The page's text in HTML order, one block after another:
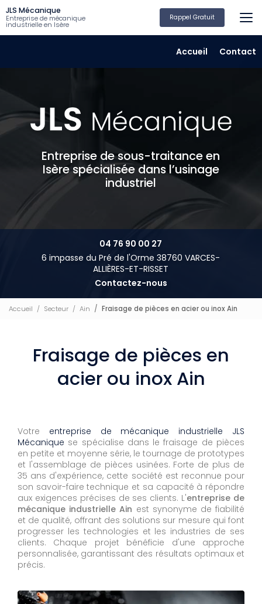
Aller
au
contenu
principal
Accueil
Contact
JLS Mécanique
Entreprise de mécanique
industrielle en Isère
Rappel Gratuit
Entreprise de sous-traitance en
Isère spécialisée dans l’usinage
industriel
04 76 90 00 27
6 impasse du Pré de l'Orme 38760 VARCES-
ALLIÈRES-ET-RISSET
Contactez-nous
Accueil Secteur Ain Fraisage de pièces en acier ou inox Ain
Fraisage de pièces en
acier ou inox Ain
Votre entreprise de mécanique industrielle JLS
Mécanique se spécialise dans le fraisage de pièces
en petite et moyenne série, le tournage de prototypes
et l'assemblage de pièces usinées. Forte de plus de
35 ans d'expérience, cette société est reconnue pour
son savoir-faire technique et sa capacité à répondre
aux exigences précises de ses clients. L'entreprise de
mécanique industrielle Ain est synonyme de fiabilité
et de qualité, offrant des solutions sur mesure qui font
progresser les technologies et les industries de ses
clients. Chaque projet bénéficie d'une approche
personnalisée, garantissant des résultats optimaux et
précis.